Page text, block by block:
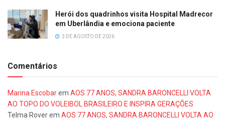
Herói dos quadrinhos visita Hospital Madrecor
em Uberlândia e emociona paciente
3 DE AGOSTO DE 2026
Comentários
Marina Escobarem AOS 77 ANOS, SANDRA BARONCELLI VOLTA
AO TOPO DO VOLEIBOL BRASILEIRO E INSPIRA GERAÇÕES
Telma Roverem AOS 77 ANOS, SANDRA BARONCELLI VOLTA AO